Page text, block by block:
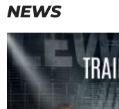
NEWS